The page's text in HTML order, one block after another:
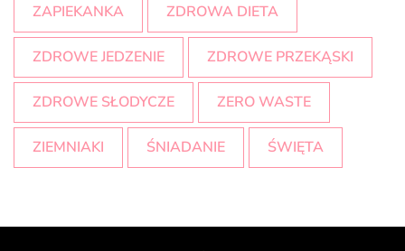
ZAPIEKANKA ZDROWA DIETA
ZDROWE JEDZENIE ZDROWE PRZEKĄSKI
ZDROWE SŁODYCZE ZERO WASTE
ZIEMNIAKI ŚNIADANIE ŚWIĘTA